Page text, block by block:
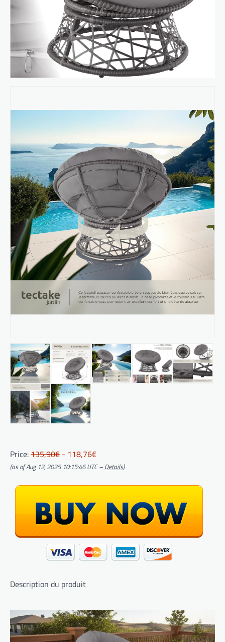
Price:135,90€ - 118,76€
(as of Aug 12, 2025 10:15:46 UTC – Details)
Description du produit